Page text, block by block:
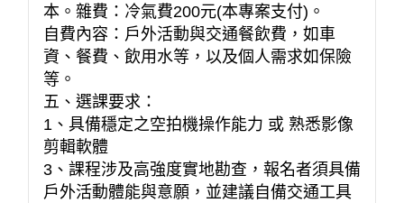
本。雜費：冷氣費200元(本專案支付)。
自費內容：戶外活動與交通餐飲費，如車
資、餐費、飲用水等，以及個人需求如保險
等。
五、選課要求：
1、具備穩定之空拍機操作能力 或 熟悉影像
剪輯軟體
3、課程涉及高強度實地勘查，報名者須具備
戶外活動體能與意願，並建議自備交通工具